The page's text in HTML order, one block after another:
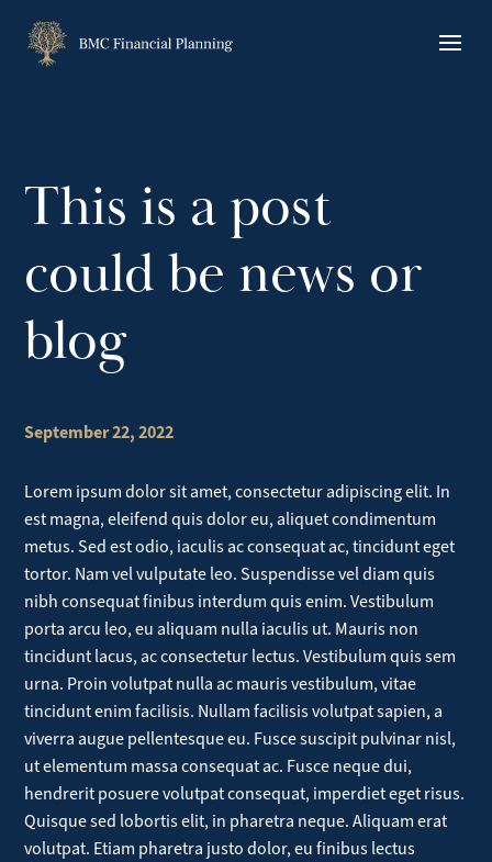
content
This is a post
could be news or
blog
September 22, 2022
Lorem ipsum dolor sit amet, consectetur adipiscing elit. In
est magna, eleifend quis dolor eu, aliquet condimentum
metus. Sed est odio, iaculis ac consequat ac, tincidunt eget
tortor. Nam vel vulputate leo. Suspendisse vel diam quis
nibh consequat finibus interdum quis enim. Vestibulum
porta arcu leo, eu aliquam nulla iaculis ut. Mauris non
tincidunt lacus, ac consectetur lectus. Vestibulum quis sem
urna. Proin volutpat nulla ac mauris vestibulum, vitae
tincidunt enim facilisis. Nullam facilisis volutpat sapien, a
viverra augue pellentesque eu. Fusce suscipit pulvinar nisl,
ut elementum massa consequat ac. Fusce neque dui,
hendrerit posuere volutpat consequat, imperdiet eget risus.
Quisque sed lobortis elit, in pharetra neque. Aliquam erat
volutpat. Etiam pharetra justo dolor, eu finibus lectus